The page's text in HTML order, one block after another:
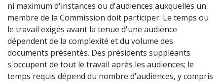
ni maximum d'instances ou d'audiences auxquelles un
membre de la Commission doit participer. Le temps ou
le travail exigés avant la tenue d'une audience
dépendent de la complexité et du volume des
documents présentés. Des présidents suppléants
s'occupent de tout le travail après les audiences; le
temps requis dépend du nombre d'audiences, y compris